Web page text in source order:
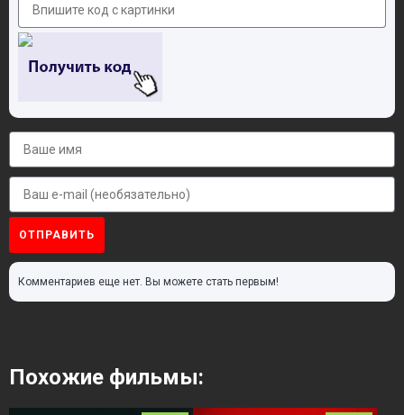
ОТПРАВИТЬ
Комментариев еще нет. Вы можете стать первым!
Похожие фильмы: